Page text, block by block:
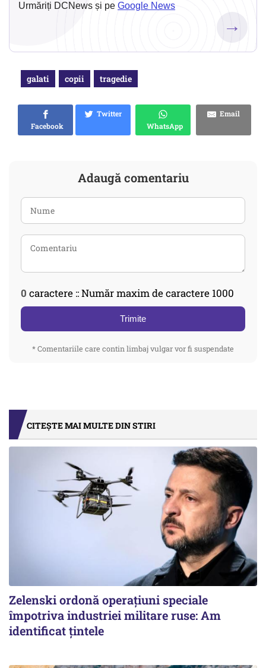
Urmăriți DCNews și pe Google News
→
galati copii tragedie
Facebook
Twitter
WhatsApp
Email
Adaugă comentariu
0 caractere :: Număr maxim de caractere 1000
Trimite
* Comentariile care contin limbaj vulgar vor fi suspendate
CITEȘTE MAI MULTE DIN STIRI
Zelenski ordonă operațiuni speciale
împotriva industriei militare ruse: Am
identificat țintele